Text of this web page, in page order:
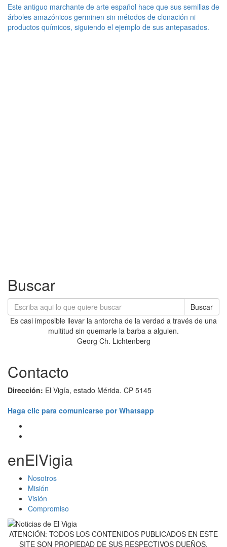
Este antiguo marchante de arte español hace que sus semillas de
árboles amazónicos germinen sin métodos de clonación ni
productos químicos, siguiendo el ejemplo de sus antepasados.
Buscar
Buscar
Es casi imposible llevar la antorcha de la verdad a través de una
multitud sin quemarle la barba a alguien.
Georg Ch. Lichtenberg
Contacto
Dirección: El Vigía, estado Mérida. CP 5145
Haga clic para comunicarse por Whatsapp
enElVigia
Nosotros
Misión
Visión
Compromiso
ATENCIÓN: TODOS LOS CONTENIDOS PUBLICADOS EN ESTE
SITE SON PROPIEDAD DE SUS RESPECTIVOS DUEÑOS,